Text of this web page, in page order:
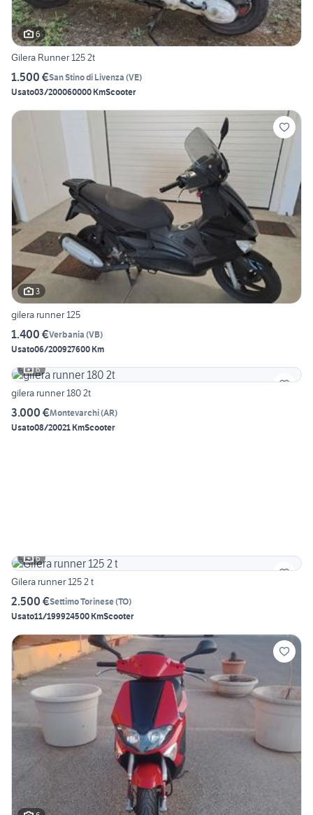
6
Gilera Runner 125 2t
1.500 €San Stino di Livenza (VE)
Usato03/200060000 KmScooter
3
gilera runner 125
1.400 €Verbania (VB)
Usato06/200927600 Km
6
gilera runner 180 2t
3.000 €Montevarchi(AR)
Usato08/20021 KmScooter
6
Gilera runner 125 2 t
2.500 €Settimo Torinese(TO)
Usato11/199924500 KmScooter